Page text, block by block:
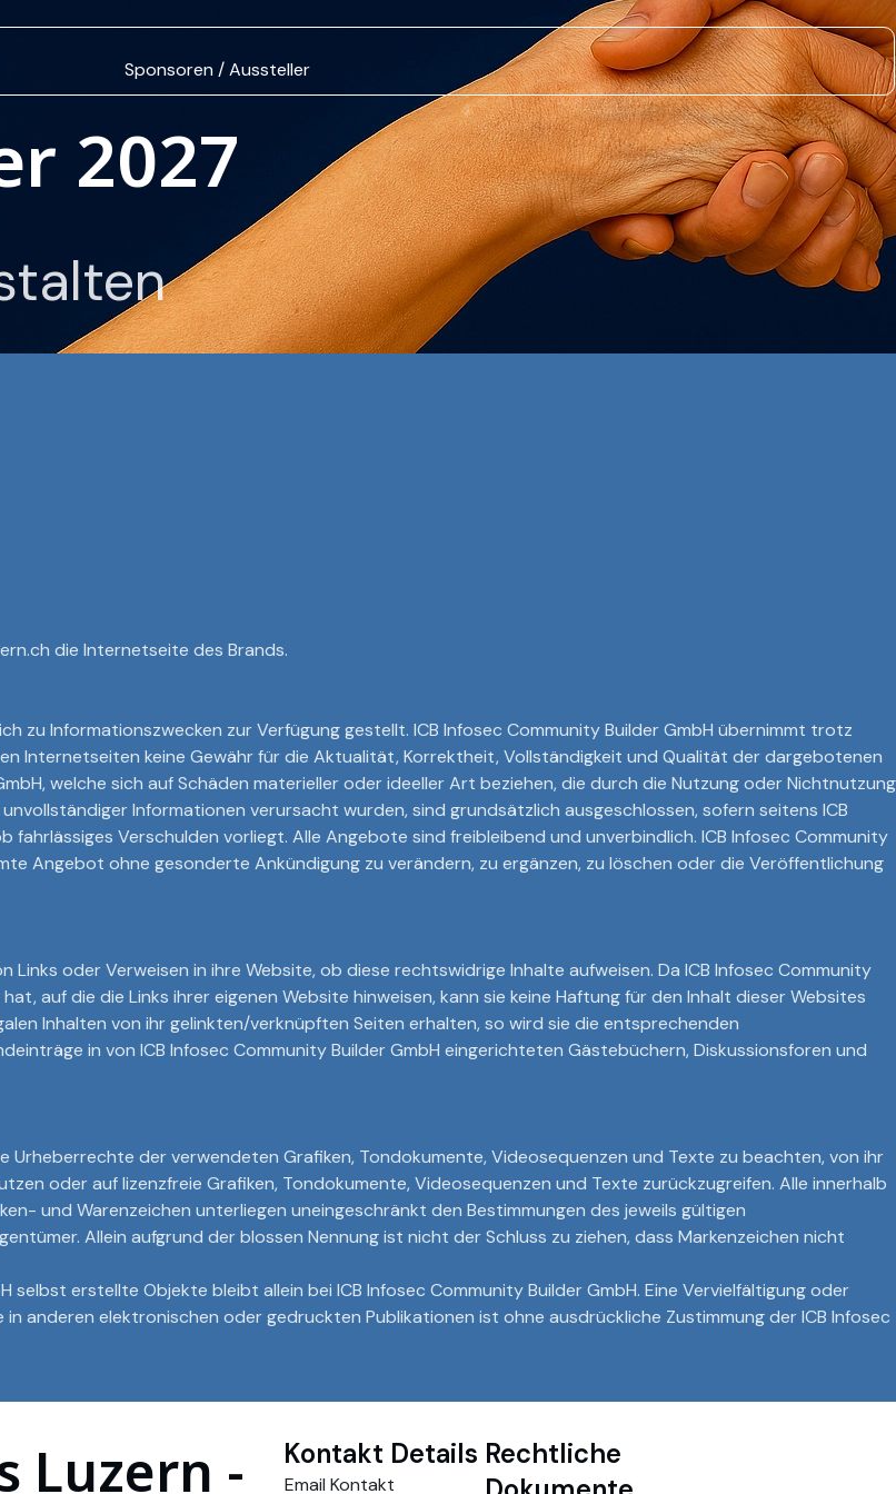
Sponsoren / Aussteller
2027
die Internetseite des Brands.
zu Informationszwecken zur Verfügung gestellt. ICB Infosec Community Builder GmbH übernimmt trotz
Internetseiten keine Gewähr für die Aktualität, Korrektheit, Vollständigkeit und Qualität der dargebotenen
welche sich auf Schäden materieller oder ideeller Art beziehen, die durch die Nutzung oder Nichtnutzung
Informationen verursacht wurden, sind grundsätzlich ausgeschlossen, sofern seitens ICB
Verschulden vorliegt. Alle Angebote sind freibleibend und unverbindlich. ICB Infosec Community
Angebot ohne gesonderte Ankündigung zu verändern, zu ergänzen, zu löschen oder die Veröffentlichung
oder Verweisen in ihre Website, ob diese rechtswidrige Inhalte aufweisen. Da ICB Infosec Community
auf die die Links ihrer eigenen Website hinweisen, kann sie keine Haftung für den Inhalt dieser Websites
Inhalten von ihr gelinkten/verknüpften Seiten erhalten, so wird sie die entsprechenden
in von ICB Infosec Community Builder GmbH eingerichteten Gästebüchern, Diskussionsforen und
Urheberrechte der verwendeten Grafiken, Tondokumente, Videosequenzen und Texte zu beachten, von ihr
oder auf lizenzfreie Grafiken, Tondokumente, Videosequenzen und Texte zurückzugreifen. Alle innerhalb
und Warenzeichen unterliegen uneingeschränkt den Bestimmungen des jeweils gültigen
Allein aufgrund der blossen Nennung ist nicht der Schluss zu ziehen, dass Markenzeichen nicht
erstellte Objekte bleibt allein bei ICB Infosec Community Builder GmbH. Eine Vervielfältigung oder
anderen elektronischen oder gedruckten Publikationen ist ohne ausdrückliche Zustimmung der ICB Infosec
Luzern - Kontakt Details
Email Kontakt
Rechtliche